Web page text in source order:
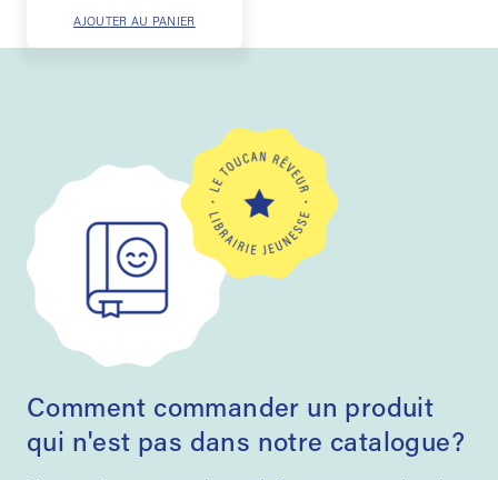
AJOUTER AU PANIER
Comment commander un produit
qui n'est pas dans notre catalogue?